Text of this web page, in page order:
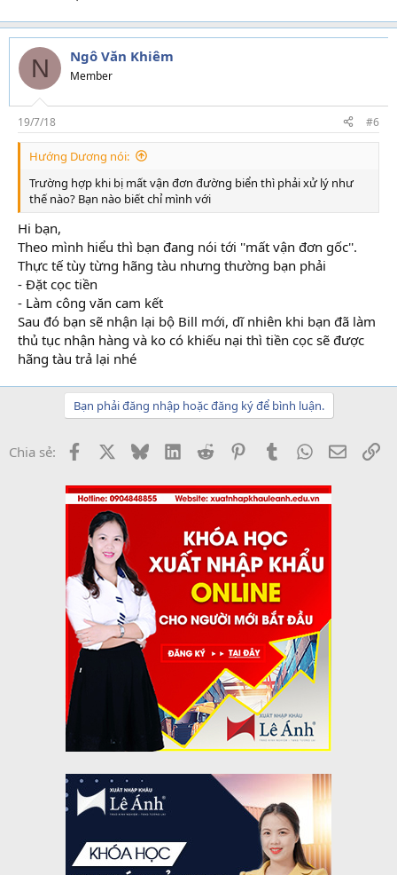
N Ngô Văn Khiêm
Member
19/7/18 #6
Hướng Dương nói:
Trường hợp khi bị mất vận đơn đường biển thì phải xử lý như
thế nào? Bạn nào biết chỉ mình với
Hi bạn,
Theo mình hiểu thì bạn đang nói tới ''mất vận đơn gốc''.
Thực tế tùy từng hãng tàu nhưng thường bạn phải
- Đặt cọc tiền
- Làm công văn cam kết
Sau đó bạn sẽ nhận lại bộ Bill mới, dĩ nhiên khi bạn đã làm
thủ tục nhận hàng và ko có khiếu nại thì tiền cọc sẽ được
hãng tàu trả lại nhé
Bạn phải đăng nhập hoặc đăng ký để bình luận.
Chia sẻ: Facebook BlueskyLinkedInReddit PinterestTumblrWhatsApp
Email